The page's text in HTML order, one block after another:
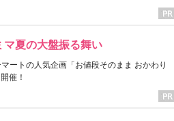
マ夏の大盤振る舞い
ートの人気企画「お値段そのまま おかわり
催！